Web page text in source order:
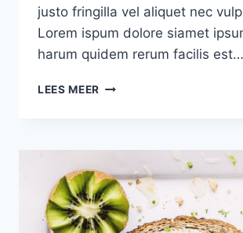
justo fringilla vel aliquet nec
Lorem ispum dolore siamet
harum quidem rerum facilis est…
LEES MEER MAKING